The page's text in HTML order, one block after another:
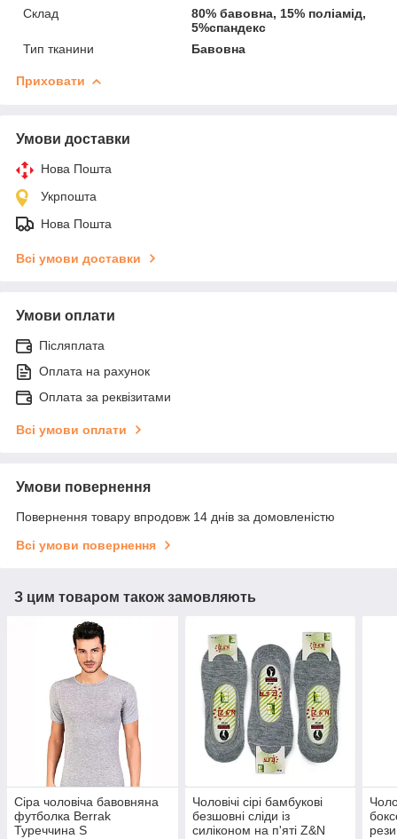
Склад
80% бавовна, 15% поліамід,
5%спандекс
Тип тканини
Бавовна
Приховати
Умови доставки
Нова Пошта
Укрпошта
Нова Пошта
Всі умови доставки
Умови оплати
Післяплата
Оплата на рахунок
Оплата за реквізитами
Всі умови оплати
Умови повернення
Повернення товару впродовж 14 днів за домовленістю
Всі умови повернення
З цим товаром також замовляють
Сіра чоловіча бавовняна
футболка Berrak
Туреччина S
Чоловічі сірі бамбукові
безшовні сліди із
силіконом на п'яті Z&N